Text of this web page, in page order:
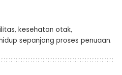
kesehatan otak,
sepanjang proses penuaan.